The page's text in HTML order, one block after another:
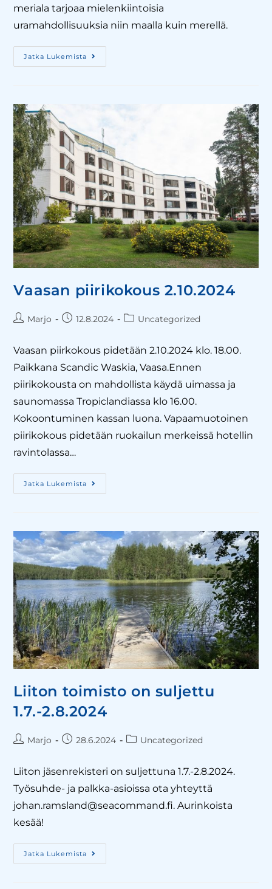
meriala tarjoaa mielenkiintoisia
uramahdollisuuksia niin maalla kuin merellä.
Jatka Lukemista
Vaasan piirikokous 2.10.2024
Marjo 12.8.2024 Uncategorized
Vaasan piirkokous pidetään 2.10.2024 klo. 18.00.
Paikkana Scandic Waskia, Vaasa.Ennen
piirikokousta on mahdollista käydä uimassa ja
saunomassa Tropiclandiassa klo 16.00.
Kokoontuminen kassan luona. Vapaamuotoinen
piirikokous pidetään ruokailun merkeissä hotellin
ravintolassa…
Jatka Lukemista
Liiton toimisto on suljettu
1.7.-2.8.2024
Marjo 28.6.2024 Uncategorized
Liiton jäsenrekisteri on suljettuna 1.7.-2.8.2024.
Työsuhde- ja palkka-asioissa ota yhteyttä
johan.ramsland@seacommand.fi. Aurinkoista
kesää!
Jatka Lukemista